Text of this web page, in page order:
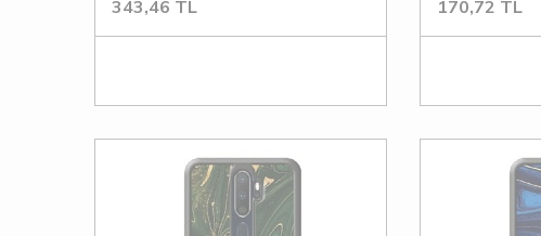
343,46 TL 170,72 TL